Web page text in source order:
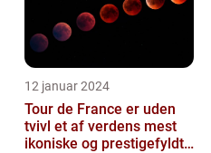
12 januar 2024
Tour de France er uden
tvivl et af verdens mest
ikoniske og prestigefyldte